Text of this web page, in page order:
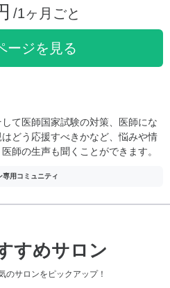
/1ヶ月ごと
ージを見る
て医師国家試験の対策、医師にな
どう応援すべきかなど、悩みや情
師の生声も聞くことができます。
専用コミュニティ
すめサロン
のサロンをピックアップ！